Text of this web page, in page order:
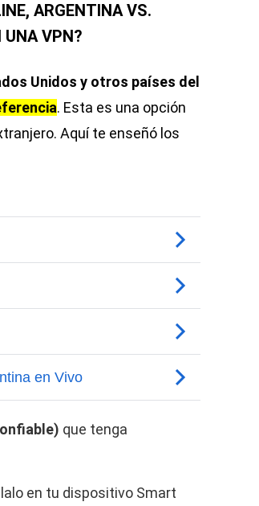
ARGENTINA VS.
UNA VPN?
Unidos y otros países del
. Esta es una opción
Aquí te enseñó los
que tenga
en tu dispositivo Smart